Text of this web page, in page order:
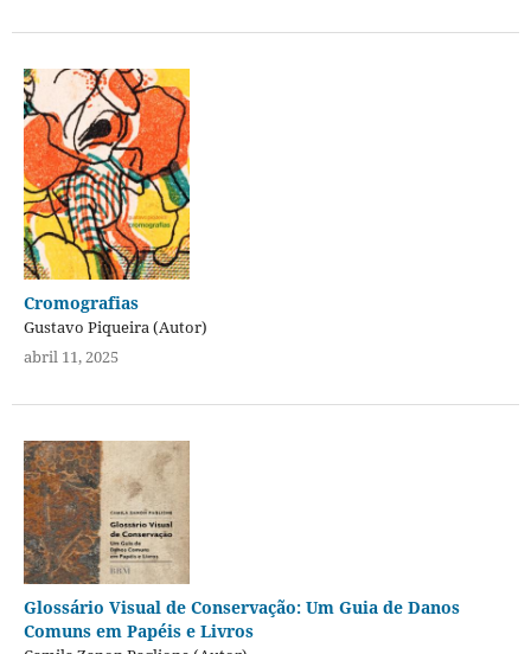
Cromografias
Gustavo Piqueira (Autor)
abril 11, 2025
Glossário Visual de Conservação: Um Guia de Danos
Comuns em Papéis e Livros